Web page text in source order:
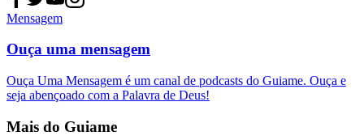
Mensagem
Ouça uma mensagem
Ouça Uma Mensagem é um canal de podcasts do Guiame. Ouça e
seja abençoado com a Palavra de Deus!
Mais do Guiame